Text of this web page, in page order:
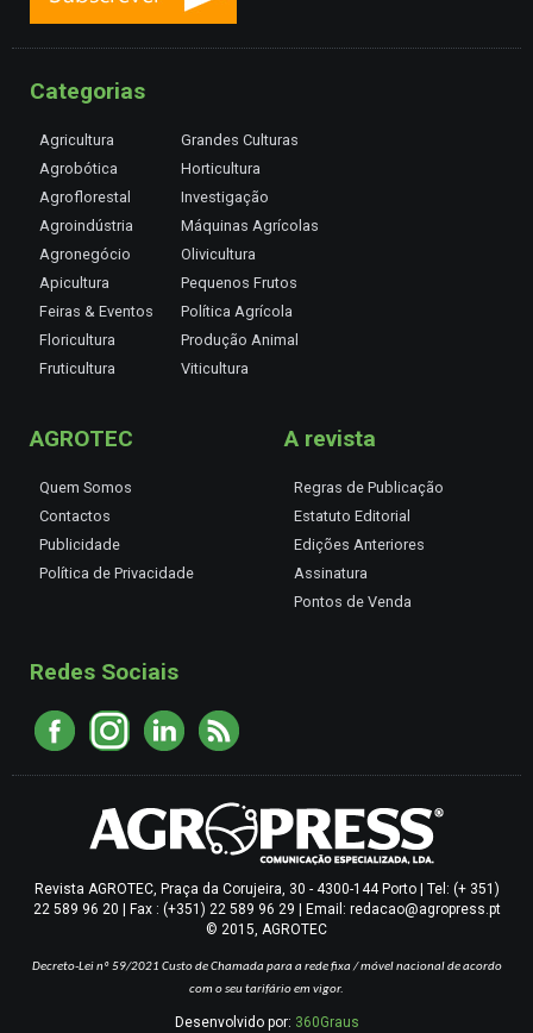
Categorias
Agricultura
Agrobótica
Agroflorestal
Agroindústria
Agronegócio
Apicultura
Feiras & Eventos
Floricultura
Fruticultura
Grandes Culturas
Horticultura
Investigação
Máquinas Agrícolas
Olivicultura
Pequenos Frutos
Política Agrícola
Produção Animal
Viticultura
AGROTEC
Quem Somos
Contactos
Publicidade
Política de Privacidade
A revista
Regras de Publicação
Estatuto Editorial
Edições Anteriores
Assinatura
Pontos de Venda
Redes Sociais
Revista AGROTEC, Praça da Corujeira, 30 - 4300-144 Porto | Tel: (+ 351)
22 589 96 20 | Fax : (+351) 22 589 96 29 | Email: redacao@agropress.pt
© 2015, AGROTEC
Decreto-Lei nº 59/2021 Custo de Chamada para a rede fixa / móvel nacional de acordo
com o seu tarifário em vigor.
Desenvolvido por: 360Graus